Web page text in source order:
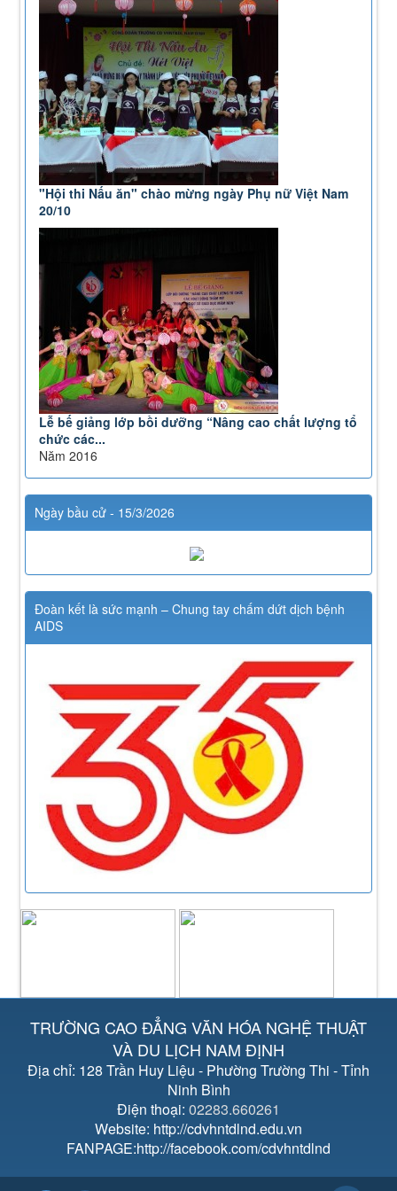
"Hội thi Nấu ăn" chào mừng ngày Phụ nữ Việt Nam
20/10
Lễ bế giảng lớp bồi dưỡng “Nâng cao chất lượng tổ
chức các...
Năm 2016
Ngày bầu cử - 15/3/2026
Đoàn kết là sức mạnh – Chung tay chấm dứt dịch bệnh
AIDS
TRƯỜNG CAO ĐẲNG VĂN HÓA NGHỆ THUẬT
VÀ DU LỊCH NAM ĐỊNH
Địa chỉ: 128 Trần Huy Liệu - Phường Trường Thi - Tỉnh
Ninh Bình
Điện thoại: 02283.660261
Website: http://cdvhntdlnd.edu.vn
FANPAGE:http://facebook.com/cdvhntdlnd